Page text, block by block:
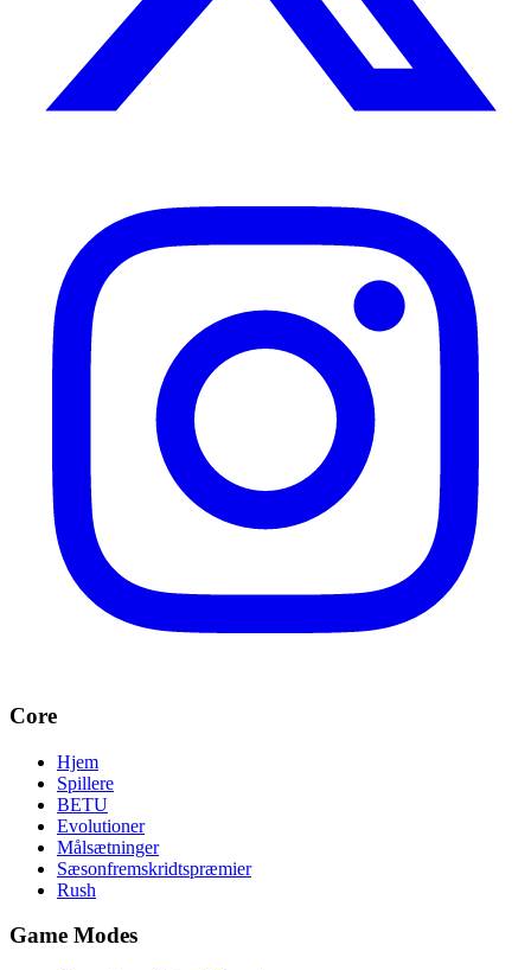
Core
Hjem
Spillere
BETU
Evolutioner
Målsætninger
Sæsonfremskridtspræmier
Rush
Game Modes